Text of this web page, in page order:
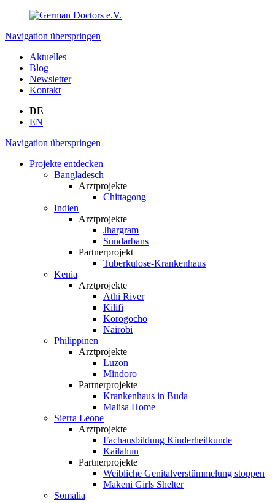
Navigation überspringen
Aktuelles
Blog
Newsletter
Kontakt
DE
EN
Navigation überspringen
Projekte entdecken
Bangladesch
Arztprojekte
Chittagong
Indien
Arztprojekte
Jhargram
Sundarbans
Partnerprojekt
Tuberkulose-Krankenhaus
Kenia
Arztprojekte
Athi River
Kilifi
Korogocho
Nairobi
Philippinen
Arztprojekte
Luzon
Mindoro
Partnerprojekte
Krankenhaus in Buda
Malisa Home
Sierra Leone
Arztprojekte
Fachausbildung Kinderheilkunde
Kailahun
Partnerprojekte
Weibliche Genital­verstümmelung stoppen
Makeni Girls Shelter
Somalia